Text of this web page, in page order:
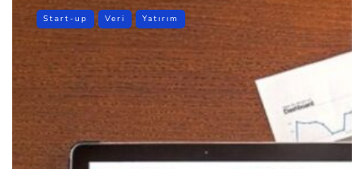
Start-up Veri Yatırım